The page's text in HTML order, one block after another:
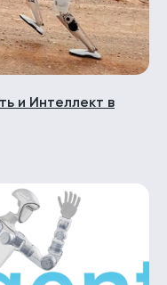
и Интеллект в